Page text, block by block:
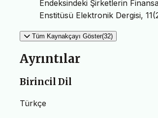
Endeksindeki Şirketlerin
Enstitüsü Elektronik Dergisi,
Tüm Kaynakçayı Göster(32)
Ayrıntılar
Birincil Dil
Türkçe